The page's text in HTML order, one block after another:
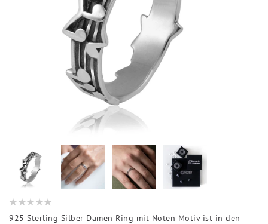
925 Sterling Silber Damen Ring mit Noten Motiv ist in den